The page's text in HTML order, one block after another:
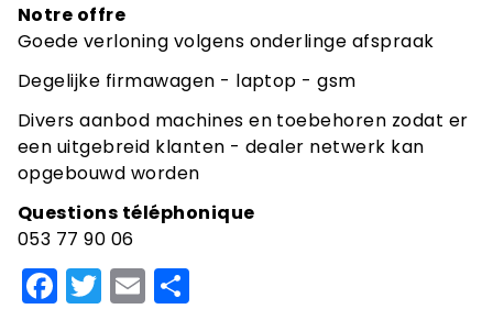
Notre offre
Goede verloning volgens onderlinge afspraak
Degelijke firmawagen - laptop - gsm
Divers aanbod machines en toebehoren zodat er
een uitgebreid klanten - dealer netwerk kan
opgebouwd worden
Questions téléphonique
053 77 90 06
Facebook
Twitter
Email